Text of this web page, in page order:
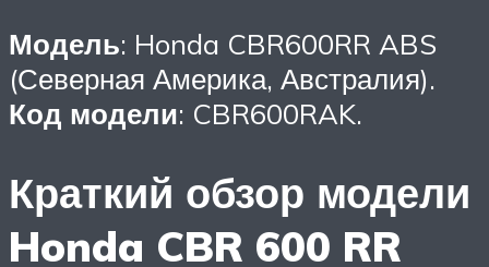
Модель: Honda CBR600RR ABS
(Северная Америка, Австралия).
Код модели: CBR600RAK.
Краткий обзор модели
Honda CBR 600 RR